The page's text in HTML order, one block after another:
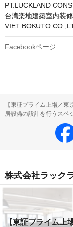
PT.LUCKLAND
台湾楽地建築室内装
VIET BOKUTO
Facebookページ
【東証プライム上場／
房設備の設計を行うスペ
株式会社ラック
【東証プライム